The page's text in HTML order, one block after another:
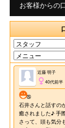
お客様からの